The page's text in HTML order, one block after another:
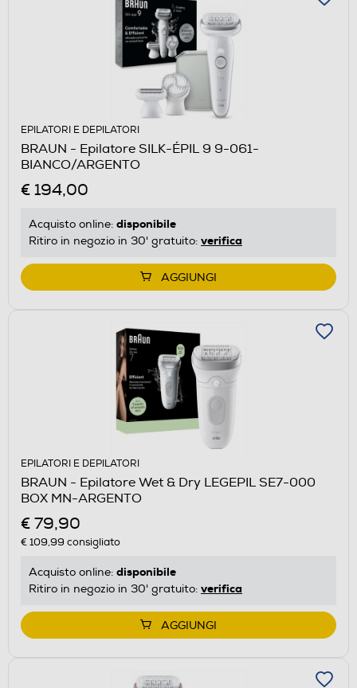
EPILATORI E DEPILATORI
BRAUN - Epilatore SILK-ÉPIL 9 9-061-
BIANCO/ARGENTO
€ 194,00
Acquisto online: disponibile
Ritiro in negozio in 30' gratuito: verifica
AGGIUNGI
EPILATORI E DEPILATORI
BRAUN - Epilatore Wet & Dry LEGEPIL SE7-000
BOX MN-ARGENTO
€ 79,90
€ 109,99 consigliato
Acquisto online: disponibile
Ritiro in negozio in 30' gratuito: verifica
AGGIUNGI